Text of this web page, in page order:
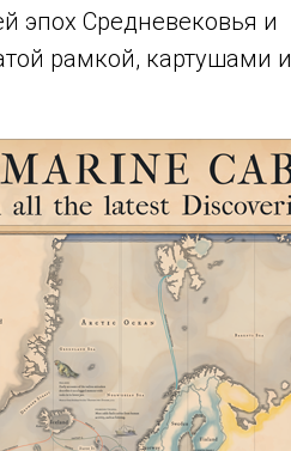
эпох Средневековья и
рамкой, картушами и